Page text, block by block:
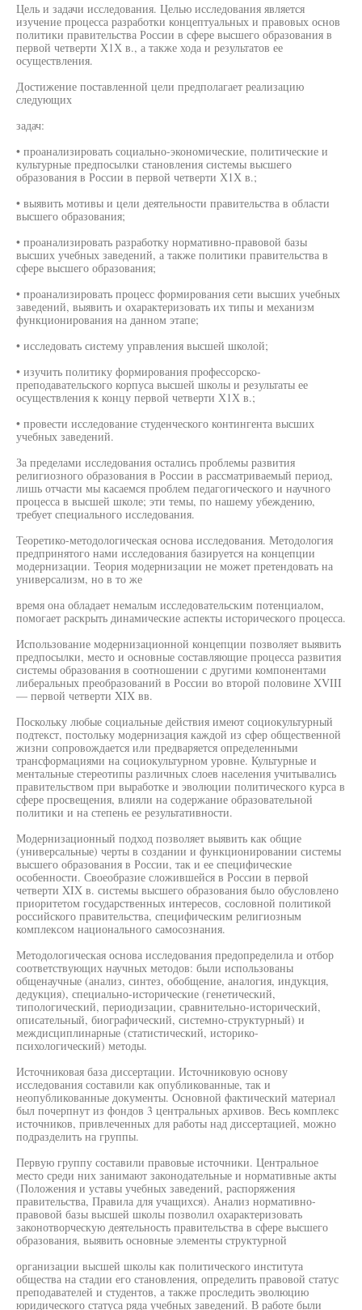
Цель и задачи исследования. Целью исследования является
изучение процесса разработки концептуальных и правовых основ
политики правительства России в сфере высшего образования в
первой четверти Х1Х в., а также хода и результатов ее
осуществления.
Достижение поставленной цели предполагает реализацию
следующих
задач:
• проанализировать социально-экономические, политические и
культурные предпосылки становления системы высшего
образования в России в первой четверти Х1Х в.;
• выявить мотивы и цели деятельности правительства в области
высшего образования;
• проанализировать разработку нормативно-правовой базы
высших учебных заведений, а также политики правительства в
сфере высшего образования;
• проанализировать процесс формирования сети высших учебных
заведений, выявить и охарактеризовать их типы и механизм
функционирования на данном этапе;
• исследовать систему управления высшей школой;
• изучить политику формирования профессорско-
преподавательского корпуса высшей школы и результаты ее
осуществления к концу первой четверти Х1Х в.;
• провести исследование студенческого контингента высших
учебных заведений.
За пределами исследования остались проблемы развития
религиозного образования в России в рассматриваемый период,
лишь отчасти мы касаемся проблем педагогического и научного
процесса в высшей школе; эти темы, по нашему убеждению,
требует специального исследования.
Теоретико-методологическая основа исследования. Методология
предпринятого нами исследования базируется на концепции
модернизации. Теория модернизации не может претендовать на
универсализм, но в то же
время она обладает немалым исследовательским потенциалом,
помогает раскрыть динамические аспекты исторического процесса.
Использование модернизационной концепции позволяет выявить
предпосылки, место и основные составляющие процесса развития
системы образования в соотношении с другими компонентами
либеральных преобразований в России во второй половине XVIII
— первой четверти XIX вв.
Поскольку любые социальные действия имеют социокультурный
подтекст, постольку модернизация каждой из сфер общественной
жизни сопровождается или предваряется определенными
трансформациями на социокультурном уровне. Культурные и
ментальные стереотипы различных слоев населения учитывались
правительством при выработке и эволюции политического курса в
сфере просвещения, влияли на содержание образовательной
политики и на степень ее результативности.
Модернизационный подход позволяет выявить как общие
(универсальные) черты в создании и функционировании системы
высшего образования в России, так и ее специфические
особенности. Своеобразие сложившейся в России в первой
четверти XIX в. системы высшего образования было обусловлено
приоритетом государственных интересов, сословной политикой
российского правительства, специфическим религиозным
комплексом национального самосознания.
Методологическая основа исследования предопределила и отбор
соответствующих научных методов: были использованы
общенаучные (анализ, синтез, обобщение, аналогия, индукция,
дедукция), специально-исторические (генетический,
типологический, периодизации, сравнительно-исторический,
описательный, биографический, системно-структурный) и
междисциплинарные (статистический, историко-
психологический) методы.
Источниковая база диссертации. Источниковую основу
исследования составили как опубликованные, так и
неопубликованные документы. Основной фактический материал
был почерпнут из фондов 3 центральных архивов. Весь комплекс
источников, привлеченных для работы над диссертацией, можно
подразделить на группы.
Первую группу составили правовые источники. Центральное
место среди них занимают законодательные и нормативные акты
(Положения и уставы учебных заведений, распоряжения
правительства, Правила для учащихся). Анализ нормативно-
правовой базы высшей школы позволил охарактеризовать
законотворческую деятельность правительства в сфере высшего
образования, выявить основные элементы структурной
организации высшей школы как политического института
общества на стадии его становления, определить правовой статус
преподавателей и студентов, а также проследить эволюцию
юридического статуса ряда учебных заведений. В работе были